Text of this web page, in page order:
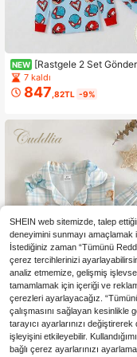
NEW [Rastgele 2 Set
ek Çocuk Dar Kesim Ev
Parça Set, İlkbahar/
Hero Çizgi Film Baskılı
i Çok Renkli Eşleşen Süper
an Desen Baskılı Örme
t Yumuşak 4 Parça Set
7 kaldı
847 ,82TL -9%
SHEIN web sitemizde, talep
deneyimini sunmayı amaçlamak
İstediğiniz zaman “Tümünü
çerez tercihlerinizi
analiz etmemize, gelişmiş
tamamlamak için içeriği ve
çerezleri ayarlayacağız.
çalışmasını sağlayan kesinlikle
tarayıcı ayarlarınızı
işleyişini etkileyebilir.
bağlı çerez ayarlarınızı